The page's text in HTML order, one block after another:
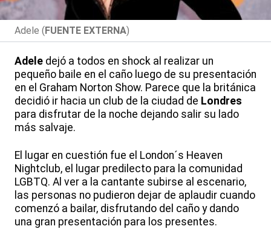
Adele (FUENTE EXTERNA)
Adele dejó a todos en shock al realizar un
pequeño baile en el caño luego de su presentación
en el Graham Norton Show. Parece que la británica
decidió ir hacia un club de la ciudad de Londres
para disfrutar de la noche dejando salir su lado
más salvaje.
El lugar en cuestión fue el London´s Heaven
Nightclub, el lugar predilecto para la comunidad
LGBTQ. Al ver a la cantante subirse al escenario,
las personas no pudieron dejar de aplaudir cuando
comenzó a bailar, disfrutando del caño y dando
una gran presentación para los presentes.